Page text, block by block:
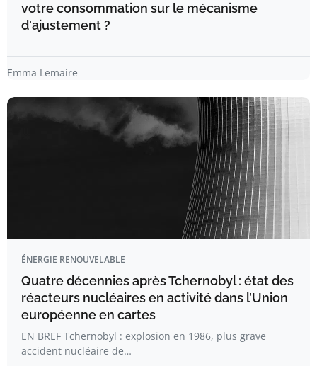
votre consommation sur le mécanisme
d'ajustement ?
Emma Lemaire
ÉNERGIE RENOUVELABLE
Quatre décennies après Tchernobyl : état des
réacteurs nucléaires en activité dans l’Union
européenne en cartes
EN BREF Tchernobyl : explosion en 1986, plus grave
accident nucléaire de…